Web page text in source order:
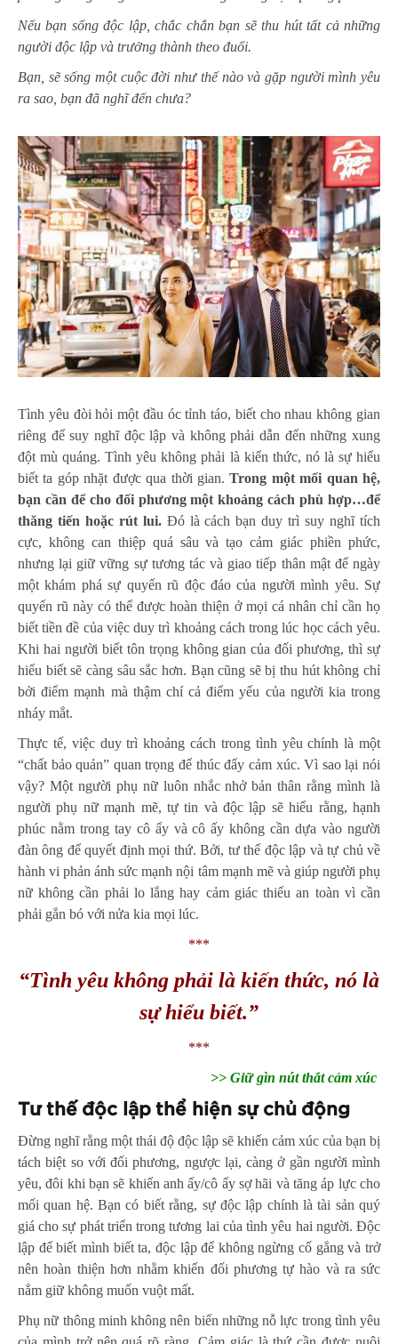
Nếu bạn sống độc lập, chắc chắn bạn sẽ thu hút tất cả những
người độc lập và trưởng thành theo đuổi.
Bạn, sẽ sống một cuộc đời như thế nào và gặp người mình yêu
ra sao, bạn đã nghĩ đến chưa?
Tình yêu đòi hỏi một đầu óc tỉnh táo, biết cho nhau không gian
riêng để suy nghĩ độc lập và không phải dẫn đến những xung
đột mù quáng. Tình yêu không phải là kiến thức, nó là sự hiểu
biết ta góp nhặt được qua thời gian.Trong một mối quan hệ,
bạn cần để cho đối phương một khoảng cách phù hợp…để
thăng tiến hoặc rút lui.Đó là cách bạn duy trì suy nghĩ tích
cực, không can thiệp quá sâu và tạo cảm giác phiền phức,
nhưng lại giữ vững sự tương tác và giao tiếp thân mật để ngày
một khám phá sự quyến rũ độc đáo của người mình yêu. Sự
quyến rũ này có thể được hoàn thiện ở mọi cá nhân chỉ cần họ
biết tiền đề của việc duy trì khoảng cách trong lúc học cách yêu.
Khi hai người biết tôn trọng không gian của đối phương, thì sự
hiểu biết sẽ càng sâu sắc hơn. Bạn cũng sẽ bị thu hút không chỉ
bởi điểm mạnh mà thậm chí cả điểm yếu của người kia trong
nháy mắt.
Thực tế, việc duy trì khoảng cách trong tình yêu chính là một
“chất bảo quản” quan trọng để thúc đẩy cảm xúc. Vì sao lại nói
vậy? Một người phụ nữ luôn nhắc nhở bản thân rằng mình là
người phụ nữ mạnh mẽ, tự tin và độc lập sẽ hiểu rằng, hạnh
phúc nằm trong tay cô ấy và cô ấy không cần dựa vào người
đàn ông để quyết định mọi thứ. Bởi, tư thế độc lập và tự chủ về
hành vi phản ánh sức mạnh nội tâm mạnh mẽ và giúp người phụ
nữ không cần phải lo lắng hay cảm giác thiếu an toàn vì cần
phải gắn bó với nửa kia mọi lúc.
***
“Tình yêu không phải là kiến thức, nó là
sự hiểu biết.”
***
>> Giữ gìn nút thắt cảm xúc
Tư thế độc lập thể hiện sự chủ động
Đừng nghĩ rằng một thái độ độc lập sẽ khiến cảm xúc của bạn bị
tách biệt so với đối phương, ngược lại, càng ở gần người mình
yêu, đôi khi bạn sẽ khiến anh ấy/cô ấy sợ hãi và tăng áp lực cho
mối quan hệ. Bạn có biết rằng, sự độc lập chính là tài sản quý
giá cho sự phát triển trong tương lai của tình yêu hai người. Độc
lập để biết mình biết ta, độc lập để không ngừng cố gắng và trở
nên hoàn thiện hơn nhằm khiến đối phương tự hào và ra sức
nắm giữ không muốn vuột mất.
Phụ nữ thông minh không nên biến những nỗ lực trong tình yêu